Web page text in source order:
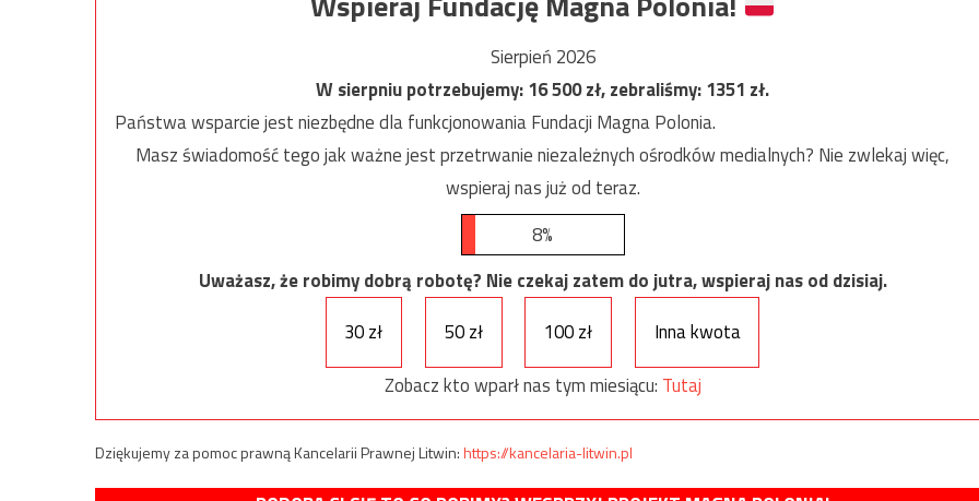
Sierpień 2026
W sierpniu potrzebujemy:16 500zł, zebraliśmy:1351 zł.
Państwa wsparcie jest niezbędne dla funkcjonowania Fundacji Magna Polonia.
Masz świadomość tego jak ważne jest przetrwanie niezależnych ośrodków medialnych? Nie zwlekaj więc,
wspieraj nas już od teraz.
8%
Uważasz, że robimy dobrą robotę? Nie czekaj zatem do jutra, wspieraj nas od dzisiaj.
30 zł
50 zł 100 zł
Inna kwota
Zobacz kto wparł nas tym miesiącu: Tutaj
Dziękujemy za pomoc prawną Kancelarii Prawnej Litwin:https://kancelaria-litwin.pl